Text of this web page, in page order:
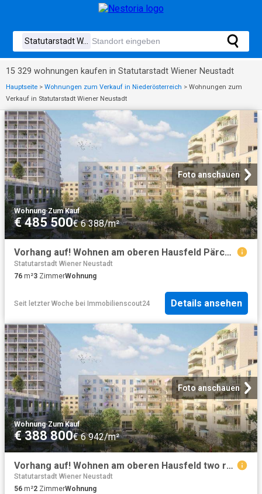
15 329 wohnungen kaufen in Statutarstadt Wiener Neustadt
Hauptseite > Wohnungen zum Verkauf in Niederösterreich > Wohnungen zum
Verkauf in Statutarstadt Wiener Neustadt
Foto anschauen
Wohnung·Zum Kauf
€ 485 500€ 6 388/m²
Vorhang auf! Wohnen am oberen Hausfeld PärchenTraumWohnung T2.05
Statutarstadt Wiener Neustadt
76 m²3 ZimmerWohnung
Seit letzter Woche bei Immobilienscout24 Details ansehen
Foto anschauen
Wohnung·Zum Kauf
€ 388 800€ 6 942/m²
Vorhang auf! Wohnen am oberen Hausfeld two room apartment! T2.13
Statutarstadt Wiener Neustadt
56 m²2 ZimmerWohnung